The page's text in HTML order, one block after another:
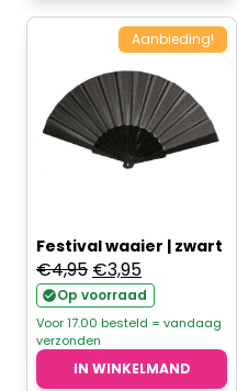
Aanbieding!
Festival waaier | zwart
€4,95 Oorspronkelijke
prijs
was:
€4,95.
€3,95Huidige
prijs
is:
€3,95.
Op voorraad
Voor 17.00 besteld = vandaag
verzonden
IN WINKELMAND